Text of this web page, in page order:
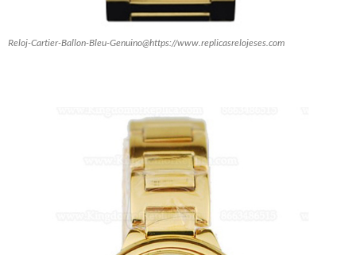
Reloj-Cartier-Ballon-Bleu-Genuino@https://www.replicasrelojeses.com